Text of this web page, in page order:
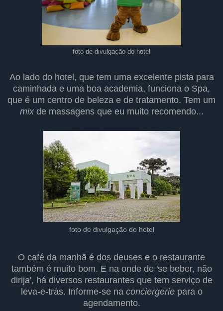
foto de divulgação do hotel
Ao lado do hotel, que tem uma excelente pista para
caminhada e uma boa academia, funciona o Spa,
que é um centro de beleza e de tratamento. Tem um
mix de massagens que eu muito recomendo...
foto de divulgação do hotel
O café da manhã é dos deuses e o restaurante
também é muito bom. E na onde de 'se beber, não
dirija', há diversos restaurantes que tem serviço de
leva-e-trás. Informe-se na conciergeriepara o
agendamento.